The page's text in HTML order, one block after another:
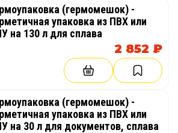
(гермомешок) -
упаковка из ПВХ или
на 130 л для сплава
2 852 ₽
(гермомешок) -
упаковка из ПВХ или
на 30 л для документов, сплава